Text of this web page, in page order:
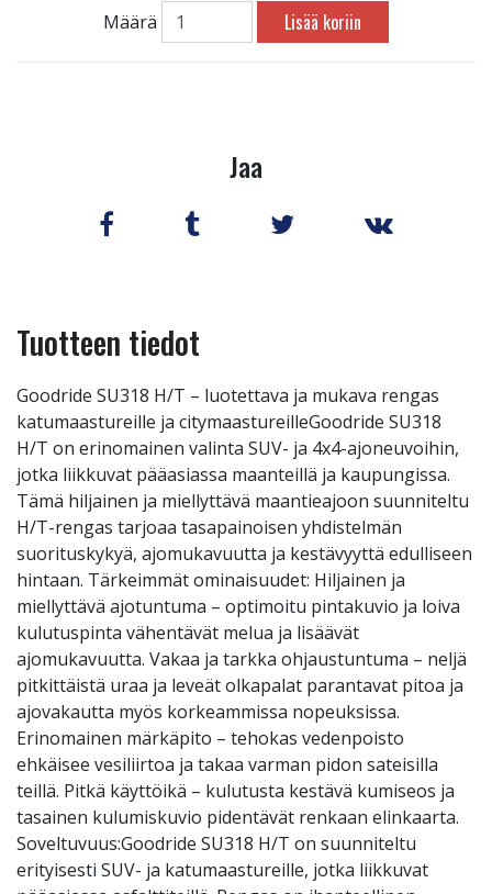
Määrä Lisää koriin
Jaa
Tuotteen tiedot
Goodride SU318 H/T – luotettava ja mukava rengas
katumaastureille ja citymaastureilleGoodride SU318
H/T on erinomainen valinta SUV- ja 4x4-ajoneuvoihin,
jotka liikkuvat pääasiassa maanteillä ja kaupungissa.
Tämä hiljainen ja miellyttävä maantieajoon suunniteltu
H/T-rengas tarjoaa tasapainoisen yhdistelmän
suorituskykyä, ajomukavuutta ja kestävyyttä edulliseen
hintaan. Tärkeimmät ominaisuudet: Hiljainen ja
miellyttävä ajotuntuma – optimoitu pintakuvio ja loiva
kulutuspinta vähentävät melua ja lisäävät
ajomukavuutta. Vakaa ja tarkka ohjaustuntuma – neljä
pitkittäistä uraa ja leveät olkapalat parantavat pitoa ja
ajovakautta myös korkeammissa nopeuksissa.
Erinomainen märkäpito – tehokas vedenpoisto
ehkäisee vesiliirtoa ja takaa varman pidon sateisilla
teillä. Pitkä käyttöikä – kulutusta kestävä kumiseos ja
tasainen kulumiskuvio pidentävät renkaan elinkaarta.
Soveltuvuus:Goodride SU318 H/T on suunniteltu
erityisesti SUV- ja katumaastureille, jotka liikkuvat